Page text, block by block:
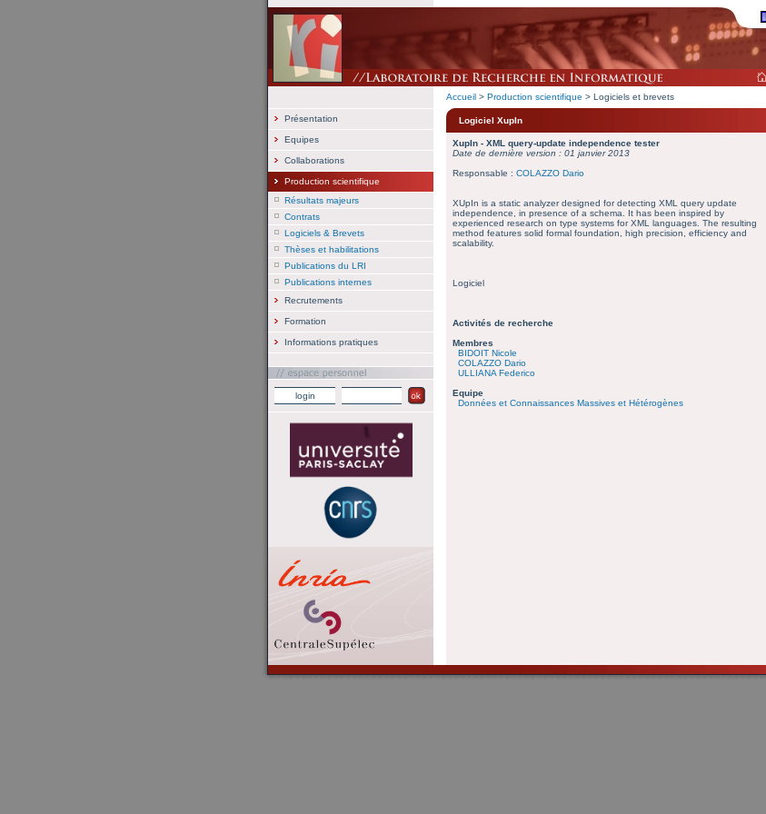
Accueil > Production scientifique > Logiciels et brevets
Présentation
Equipes
Collaborations
Production scientifique
Résultats majeurs
Contrats
Logiciels & Brevets
Thèses et habilitations
Publications du LRI
Publications internes
Recrutements
Formation
Informations pratiques
Logiciel XupIn
XupIn - XML query-update independence tester
Date de dernière version : 01 janvier 2013
Responsable : COLAZZO Dario
XUpIn is a static analyzer designed for detecting XML query update
independence, in presence of a schema. It has been inspired by
experienced research on type systems for XML languages. The resulting
method features solid formal foundation, high precision, efficiency and
scalability.
Logiciel
Activités de recherche
Membres
BIDOIT Nicole
COLAZZO Dario
ULLIANA Federico
Equipe
Données et Connaissances Massives et Hétérogènes